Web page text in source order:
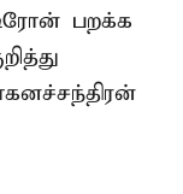
பறக்க